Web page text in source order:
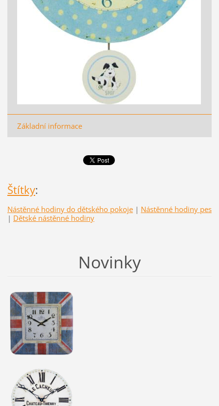
Základní informace
Štítky:
Nástěnné hodiny do dětského pokoje | Nástěnné hodiny pes
| Dětské nástěnné hodiny
Novinky